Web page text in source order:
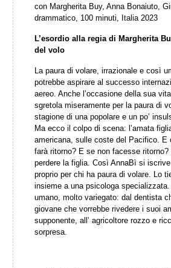
con Margherita Buy, Anna Bonaiuto,
drammatico, 100 minuti, Italia 2023
L’esordio alla regia di Margherita
del volo
La paura di volare, irrazionale e così
potrebbe aspirare al successo
aereo. Anche l’occasione della sua
sgretola miseramente per la paura di
stagione di una popolare e un po’
Ma ecco il colpo di scena: l’amata
americana, sulle coste del Pacifico. E
farà ritorno? E se non facesse
perdere la figlia. Così AnnaBì si
proprio per chi ha paura di volare. Lo
insieme a una psicologa
umano, molto variegato: dal dentista
giovane che vorrebbe rivedere i suoi
supponente, all’ agricoltore rozzo e
sorpresa.